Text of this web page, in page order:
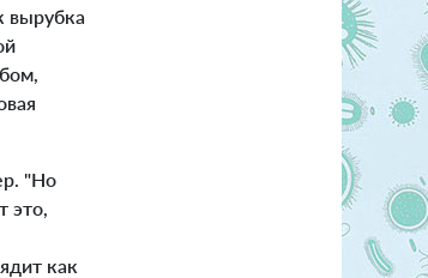
вырубка
"Но
это,
как